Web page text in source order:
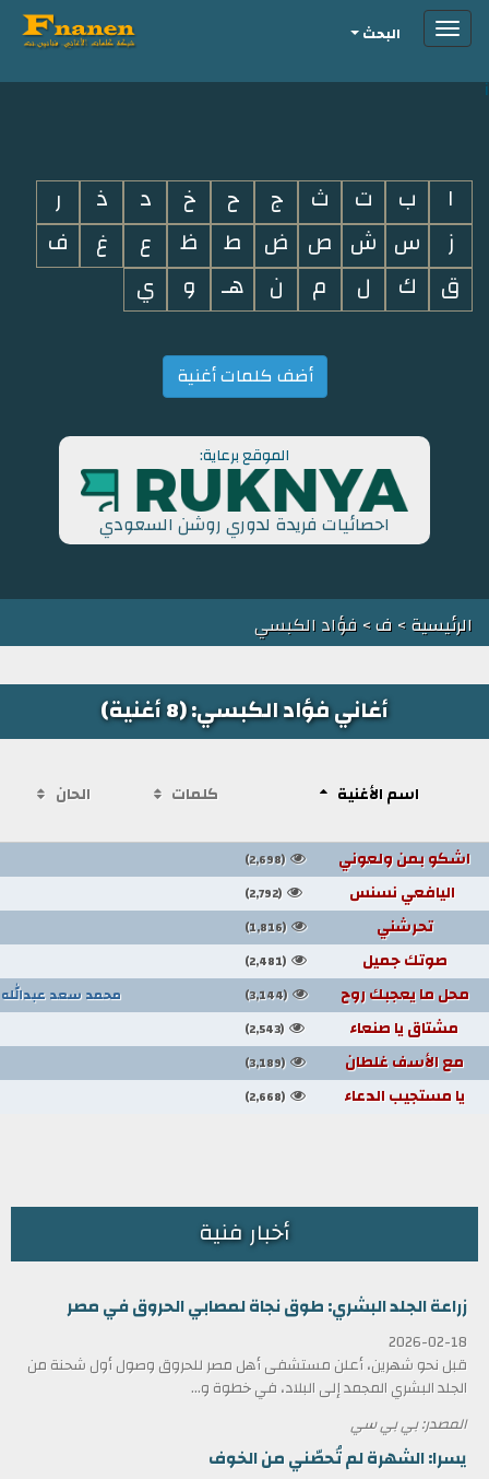
i
Toggleالبحث
ا ب ت ث ج ح خ د ذ
ر
ز
س ش ص ض ط ظ ع غ
ف
ق
ك ل م ن هـ و ي
أضف كلمات أغنية
الموقع برعاية:
احصائيات فريدة لدوري روشن السعودي
الرئيسية> ف> فؤاد الكبسي
أغاني فؤاد الكبسي: (8 أغنية)
اسم الأغنية كلمات الحان
اشكو بمن ولعوني (2,698)
اليافعي نسنس (2,792)
تحرشني (1,816)
صوتك جميل (2,481)
محل ما يعجبك روح (3,144) محمد سعد عبدالله
مشتاق يا صنعاء (2,543)
مع الأسف غلطان (3,189)
يا مستجيب الدعاء (2,668)
أخبار فنية
زراعة الجلد البشري: طوق نجاة لمصابي الحروق في مصر
2026-02-18
قبل نحو شهرين، أعلن مستشفى أهل مصر للحروق وصول أول شحنة من
الجلد البشري المجمد إلى البلاد، في خطوة و...
المصدر: بي بي سي
يسرا: الشهرة لم تُحصّني من الخوف